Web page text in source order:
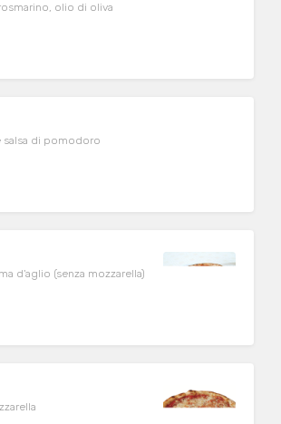
olio di oliva
salsa di pomodoro
d'aglio (senza mozzarella)